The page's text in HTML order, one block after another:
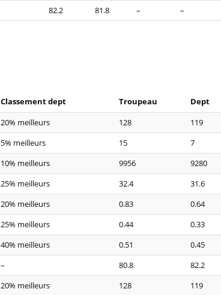
82.2 81.8 – –
Classement dept Troupeau Dept
20% meilleurs 128 119
5% meilleurs 15 7
10% meilleurs 9956 9280
25% meilleurs 32.4 31.6
20% meilleurs 0.83 0.64
25% meilleurs 0.44 0.33
40% meilleurs 0.51 0.45
– 80.8 82.2
20% meilleurs 128 119